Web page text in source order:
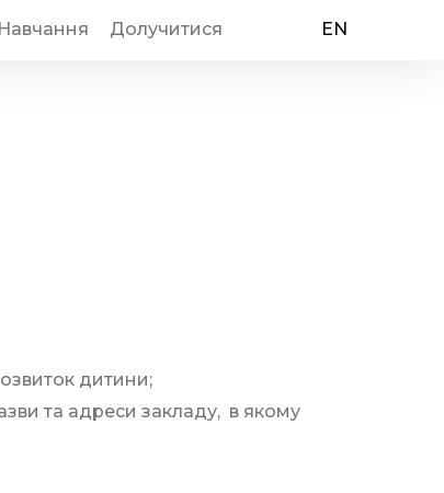
EN
Навчання Долучитися
дитини;
та адреси закладу, в якому